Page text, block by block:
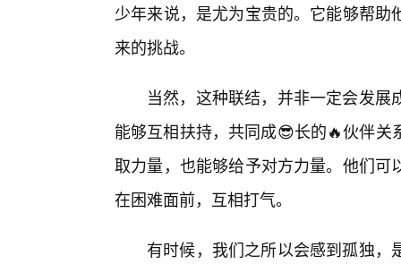
少年来说，是尤为宝贵的。它能够帮
来的挑战。
当然，这种联结，并非一定会发
能够互相扶持，共同成😎长的🔥伙伴
取力量，也能够给予对方力量。他们
在困难面前，互相打气。
有时候，我们之所以会感到孤独